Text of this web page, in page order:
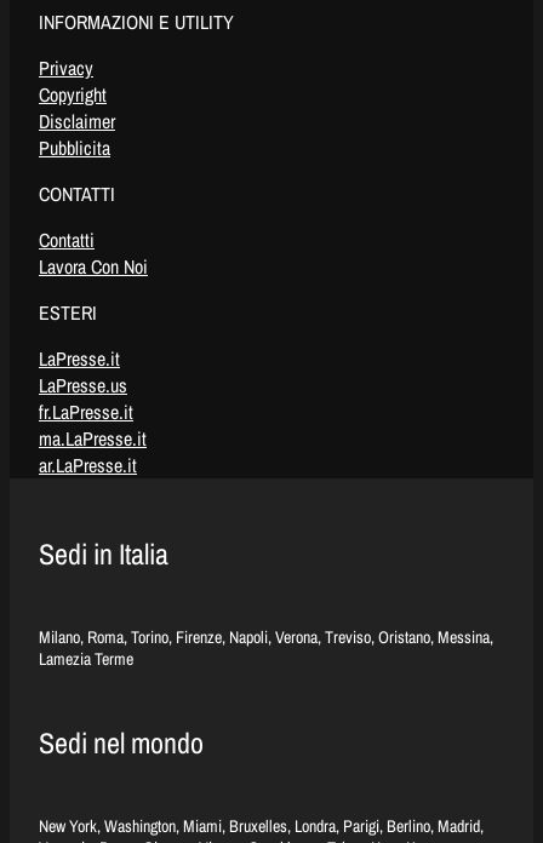
INFORMAZIONI E UTILITY
Privacy
Copyright
Disclaimer
Pubblicita
CONTATTI
Contatti
Lavora Con Noi
ESTERI
LaPresse.it
LaPresse.us
fr.LaPresse.it
ma.LaPresse.it
ar.LaPresse.it
Sedi in Italia
Milano, Roma, Torino, Firenze, Napoli, Verona, Treviso, Oristano, Messina,
Lamezia Terme
Sedi nel mondo
New York, Washington, Miami, Bruxelles, Londra, Parigi, Berlino, Madrid,